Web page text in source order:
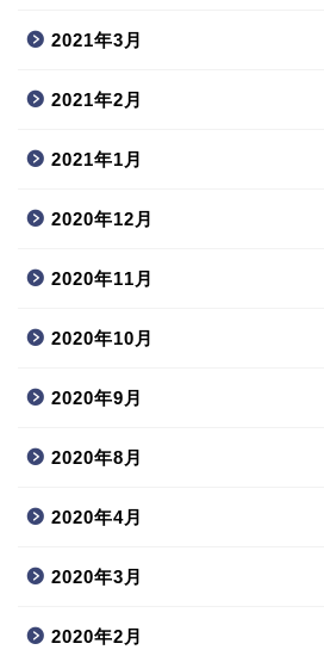
2021年3月
2021年2月
2021年1月
2020年12月
2020年11月
2020年10月
2020年9月
2020年8月
2020年4月
2020年3月
2020年2月